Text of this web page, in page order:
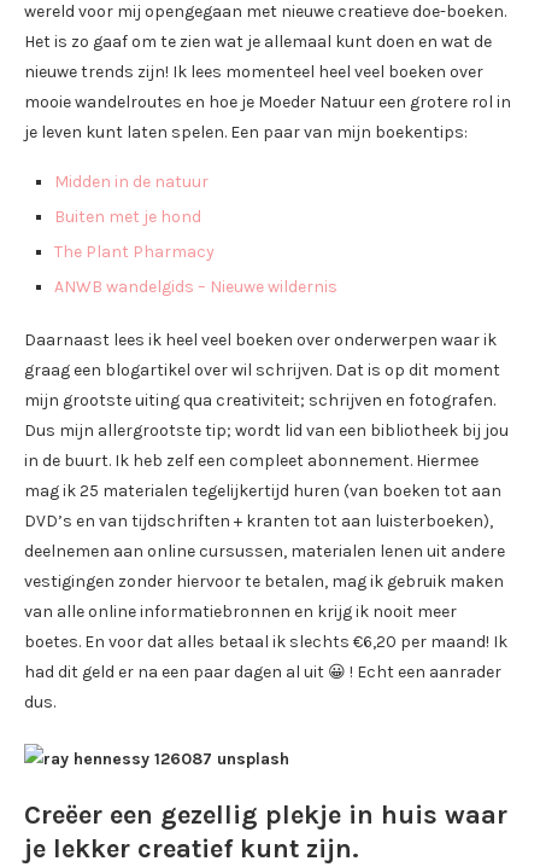
wereld voor mij opengegaan met nieuwe creatieve doe-boeken.
Het is zo gaaf om te zien wat je allemaal kunt doen en wat de
nieuwe trends zijn! Ik lees momenteel heel veel boeken over
mooie wandelroutes en hoe je Moeder Natuur een grotere rol in
je leven kunt laten spelen. Een paar van mijn boekentips:
Midden in de natuur
Buiten met je hond
The Plant Pharmacy
ANWB wandelgids – Nieuwe wildernis
Daarnaast lees ik heel veel boeken over onderwerpen waar ik
graag een blogartikel over wil schrijven. Dat is op dit moment
mijn grootste uiting qua creativiteit; schrijven en fotografen.
Dus mijn allergrootste tip; wordt lid van een bibliotheek bij jou
in de buurt. Ik heb zelf een compleet abonnement. Hiermee
mag ik 25 materialen tegelijkertijd huren (van boeken tot aan
DVD’s en van tijdschriften + kranten tot aan luisterboeken),
deelnemen aan online cursussen, materialen lenen uit andere
vestigingen zonder hiervoor te betalen, mag ik gebruik maken
van alle online informatiebronnen en krijg ik nooit meer
boetes. En voor dat alles betaal ik slechts €6,20 per maand! Ik
had dit geld er na een paar dagen al uit 😀 ! Echt een aanrader
dus.
Creëer een gezellig plekje in huis waar
je lekker creatief kunt zijn.